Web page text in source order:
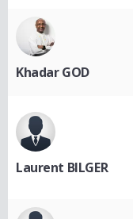
Khadar GOD
Laurent BILGER